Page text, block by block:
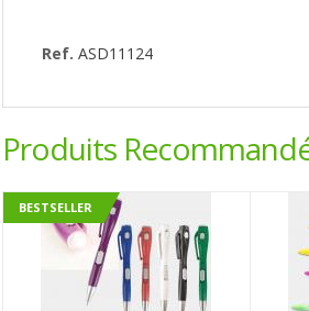
Ref. ASD11124
Produits
BESTSELLER